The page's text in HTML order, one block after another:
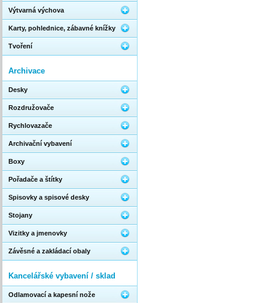
Výtvarná výchova
Karty, pohlednice, zábavné knížky
Tvoření
Archivace
Desky
Rozdružovače
Rychlovazače
Archivační vybavení
Boxy
Pořadače a štítky
Spisovky a spisové desky
Stojany
Vizitky a jmenovky
Závěsné a zakládací obaly
Kancelářské vybavení / sklad
Odlamovací a kapesní nože